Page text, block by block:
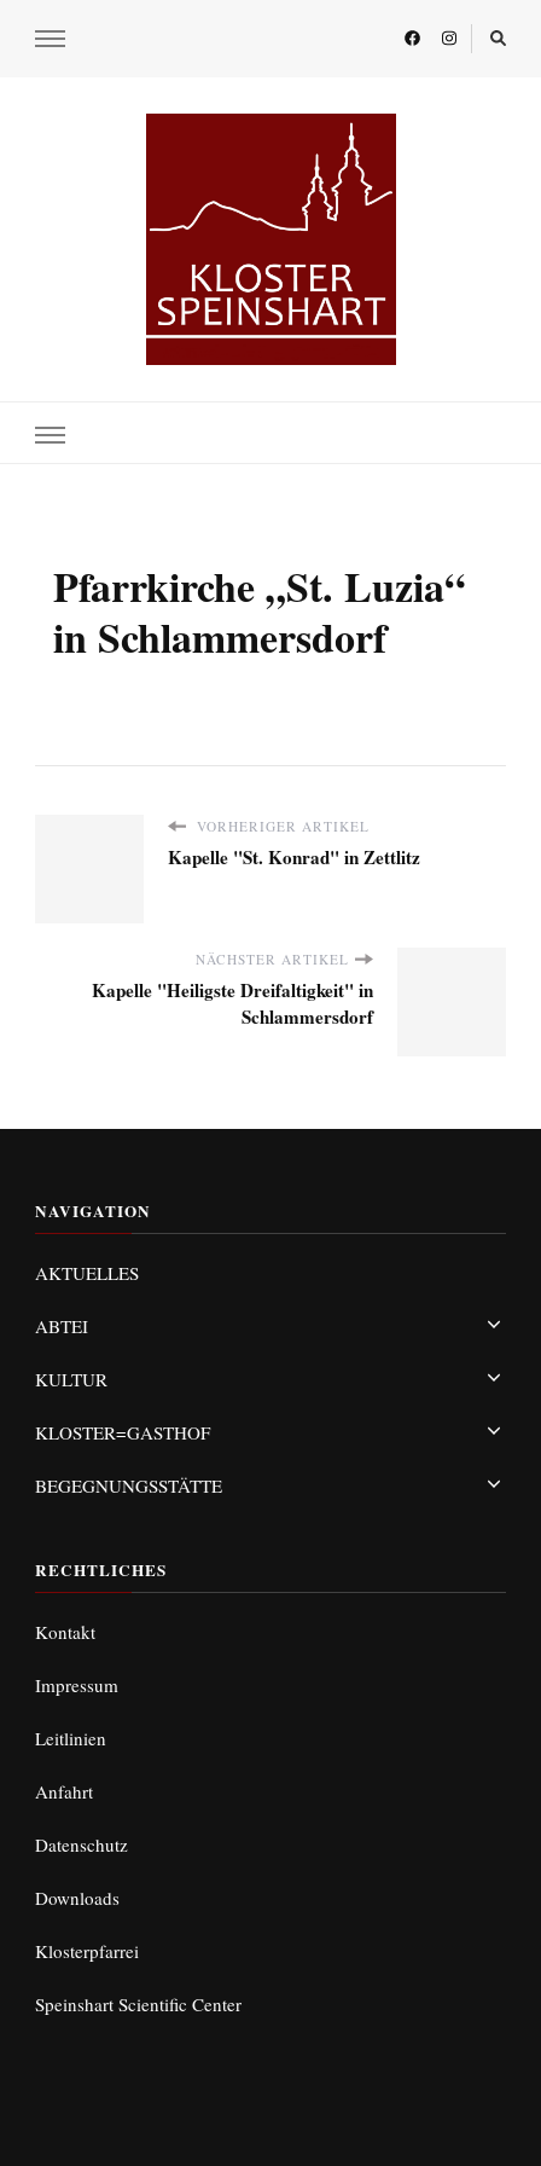
Pfarrkirche „St. Luzia“
in Schlammersdorf
VORHERIGER ARTIKEL
Kapelle "St. Konrad" in Zettlitz
NÄCHSTER ARTIKEL
Kapelle "Heiligste Dreifaltigkeit" in
Schlammersdorf
NAVIGATION
AKTUELLES
ABTEI
KULTUR
KLOSTER=GASTHOF
BEGEGNUNGSSTÄTTE
RECHTLICHES
Kontakt
Impressum
Leitlinien
Anfahrt
Datenschutz
Downloads
Klosterpfarrei
Speinshart Scientific Center